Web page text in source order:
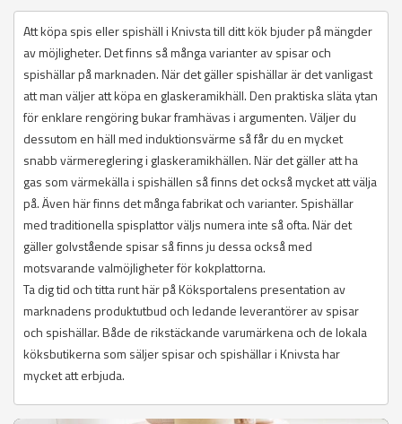
Att köpa spis eller spishäll i Knivsta till ditt kök bjuder på mängder
av möjligheter. Det finns så många varianter av spisar och
spishällar på marknaden. När det gäller spishällar är det vanligast
att man väljer att köpa en glaskeramikhäll. Den praktiska släta ytan
för enklare rengöring bukar framhävas i argumenten. Väljer du
dessutom en häll med induktionsvärme så får du en mycket
snabb värmereglering i glaskeramikhällen. När det gäller att ha
gas som värmekälla i spishällen så finns det också mycket att välja
på. Även här finns det många fabrikat och varianter. Spishällar
med traditionella spisplattor väljs numera inte så ofta. När det
gäller golvstående spisar så finns ju dessa också med
motsvarande valmöjligheter för kokplattorna.
Ta dig tid och titta runt här på Köksportalens presentation av
marknadens produktutbud och ledande leverantörer av spisar
och spishällar. Både de rikstäckande varumärkena och de lokala
köksbutikerna som säljer spisar och spishällar i Knivsta har
mycket att erbjuda.